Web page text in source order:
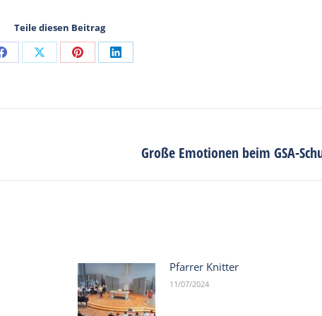
Teile diesen Beitrag
Share
Facebook
Share
X
Share
Pinterest
Share
LinkedIn
Große Emotionen beim GSA-
Pfarrer Knitter
11/07/2024